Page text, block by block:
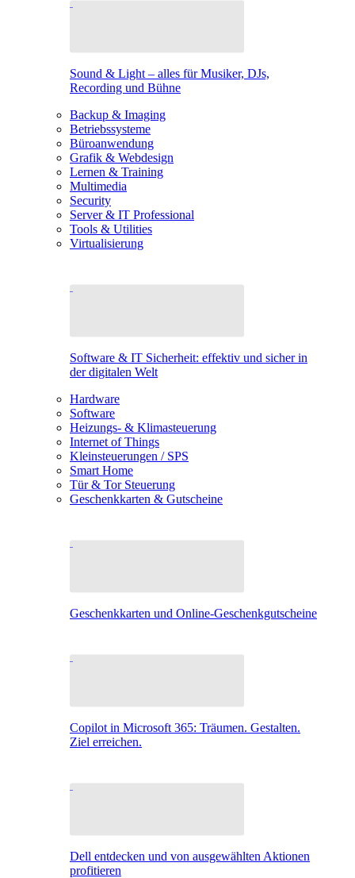
Sound & Light – alles für Musiker, DJs,
Recording und Bühne
Backup & Imaging
Betriebssysteme
Büroanwendung
Grafik & Webdesign
Lernen & Training
Multimedia
Security
Server & IT Professional
Tools & Utilities
Virtualisierung
Software & IT Sicherheit: effektiv und sicher in
der digitalen Welt
Hardware
Software
Heizungs- & Klimasteuerung
Internet of Things
Kleinsteuerungen / SPS
Smart Home
Tür & Tor Steuerung
Geschenkkarten & Gutscheine
Geschenkkarten und Online-Geschenkgutscheine
Copilot in Microsoft 365: Träumen. Gestalten.
Ziel erreichen.
Dell entdecken und von ausgewählten Aktionen
profitieren